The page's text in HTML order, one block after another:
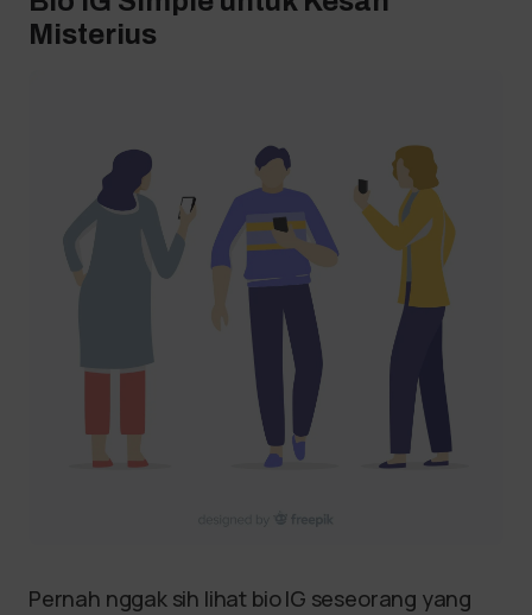
Misterius
Pernah nggak sih lihat bio IG seseorang yang